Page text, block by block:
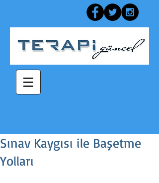
Sınav Kaygısı ile Başetme
Yolları